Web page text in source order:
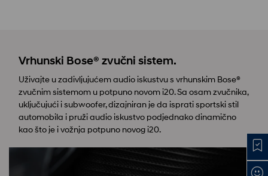
Vrhunski Bose® zvučni sistem.
Uživajte u zadivljujućem audio iskustvu s vrhunskim Bose®
zvučnim sistemom u potpuno novom i20. Sa osam zvučnika,
uključujući i subwoofer, dizajniran je da isprati sportski stil
automobila i pruži audio iskustvo podjednako dinamično
kao što je i vožnja potpuno novog i20.